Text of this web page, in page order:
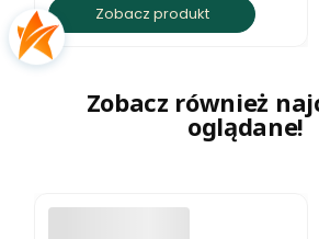
Zobacz produkt
Zobacz również
oglądane!